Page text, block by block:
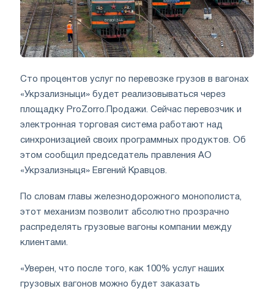
Сто процентов услуг по перевозке грузов в вагонах
«Укрзализныци» будет реализовываться через
площадку ProZorro.Продажи. Сейчас перевозчик и
электронная торговая система работают над
синхронизацией своих программных продуктов. Об
этом сообщил председатель правления АО
«Укрзализныця» Евгений Кравцов.
По словам главы железнодорожного монополиста,
этот механизм позволит абсолютно прозрачно
распределять грузовые вагоны компании между
клиентами.
«Уверен, что после того, как 100% услуг наших
грузовых вагонов можно будет заказать